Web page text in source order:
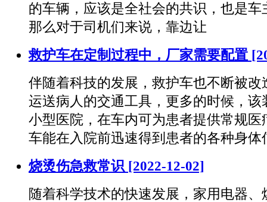
的车辆，应该是全社会的共识，也是
那么对于司机们来说，靠边让
救护车在定制过程中，厂家需要配置
伴随着科技的发展，救护车也不断被改
运送病人的交通工具，更多的时候，该
小型医院，在车内可为患者提供常规医
车能在入院前迅速得到患者的各种身体
烧烫伤急救常识 [2022-12-02]
随着科学技术的快速发展，家用电器